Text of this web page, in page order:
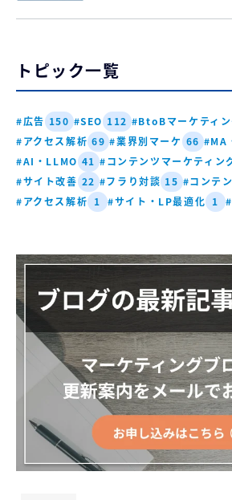
トピック一覧
#広告 150 #SEO 112 #BtoBマーケティ
#アクセス解析 69 #業界別マーケ 66 #MA
#AI・LLMO 41 #コンテンツマーケティン
#サイト改善 22 #フラり対談 15 #コンテ
#アクセス解析 1 #サイト・LP最適化 1
×